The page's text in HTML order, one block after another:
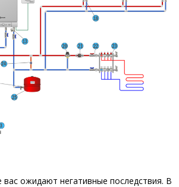
вас ожидают негативные последствия. В